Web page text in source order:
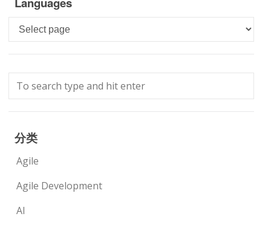
Languages
分类
Agile
Agile Development
AI